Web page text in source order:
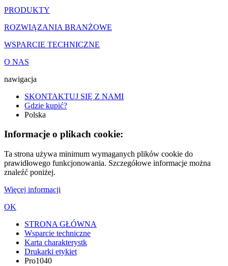
PRODUKTY
ROZWIĄZANIA BRANŻOWE
WSPARCIE TECHNICZNE
O NAS
nawigacja
SKONTAKTUJ SIĘ Z NAMI
Gdzie kupić?
Polska
Informacje o plikach cookie:
Ta strona używa minimum wymaganych plików cookie do
prawidłowego funkcjonowania. Szczegółowe informacje można
znaleźć poniżej.
Więcej informacji
OK
STRONA GŁÓWNA
Wsparcie techniczne
Karta charakterystk
Drukarki etykiet
Pro1040